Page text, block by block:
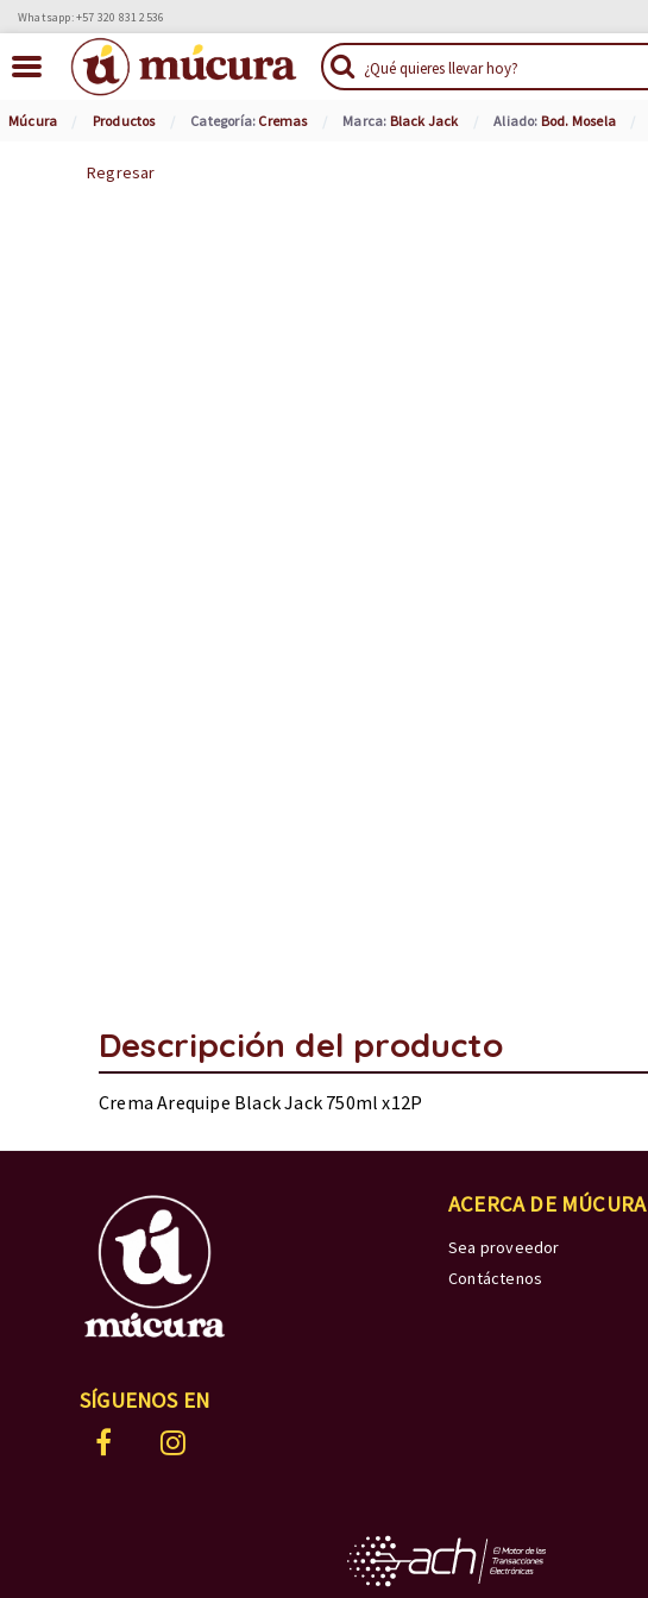
Whatsapp: +57 320 831 2536
Múcura Productos Categoría: Cremas Marca: Black Jack Aliado: Bod. Mosela
Regresar
Descripción del producto
Crema Arequipe Black Jack 750ml x12P
SÍGUENOS EN
ACERCA DE MÚCURA
Sea proveedor
Contáctenos